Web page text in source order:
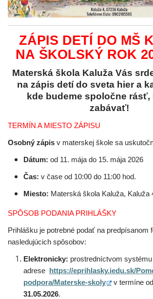
ZÁPIS DETÍ DO MŠ
NA ŠKOLSKÝ ROK
Materská škola Kaluža Vás
na zápis detí do sveta hier a
kde budeme spoločne
zabávať!
TERMÍN A MIESTO ZÁPISU
Osobný zápis v materskej škole sa
Dátum: od 11. mája do 15. mája 2026
Čas: v čase od 10:00 do 11:00 hod.
Miesto: Materská škola Kaluža, Kaluža
SPÔSOB PODANIA PRIHLÁŠKY
Prihlášku je potrebné podať na predpísanom
nasledujúcich spôsobov:
Elektronicky: prostredníctvom
adrese
https://eprihlasky.iedu.sk/
podpora/Materske-skoly
v termíne od
31.05.2026.